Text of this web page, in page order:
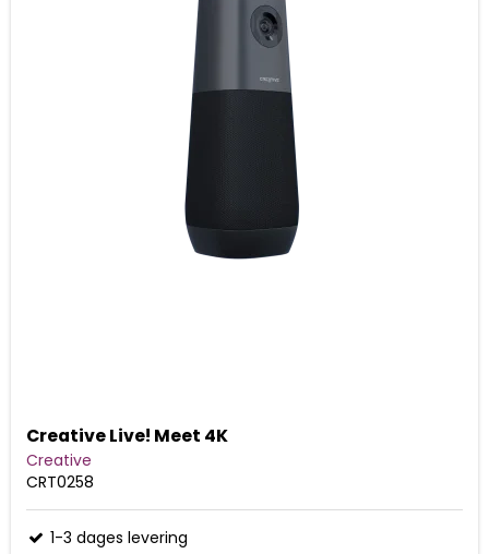
Creative Live! Meet 4K
Creative
CRT0258
1-3 dages levering